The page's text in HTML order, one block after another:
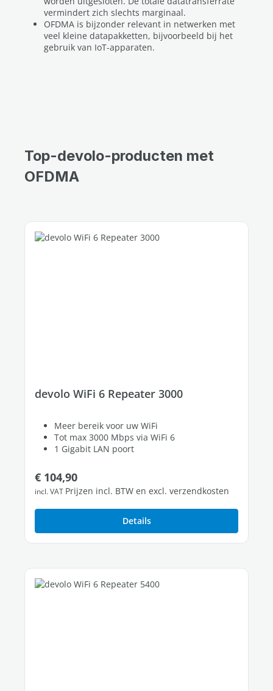
vermindert zich slechts marginaal.
OFDMA is bijzonder relevant in netwerken met
veel kleine datapakketten, bijvoorbeeld bij het
gebruik van IoT-apparaten.
Top-devolo-producten met
OFDMA
devolo WiFi 6 Repeater 3000
Meer bereik voor uw WiFi
Tot max 3000 Mbps via WiFi 6
1 Gigabit LAN poort
Normale prijs:
€ 104,90
incl. VAT Prijzen incl. BTW en excl. verzendkosten
Details